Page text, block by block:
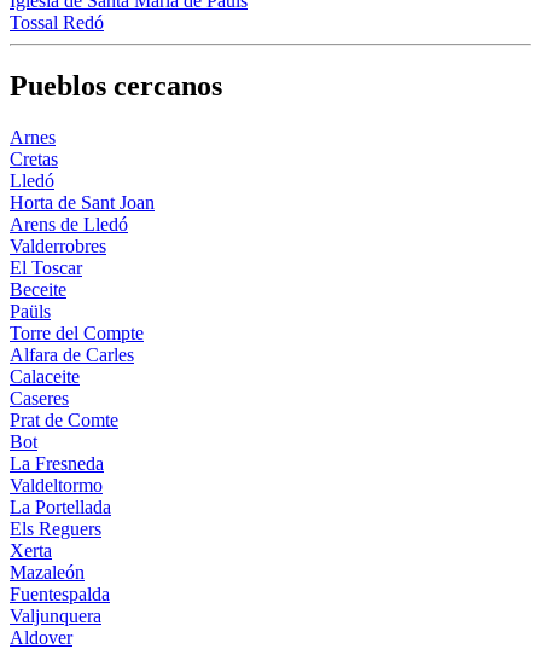
Tossal Redó
Pueblos cercanos
Arnes
Cretas
Lledó
Horta de Sant Joan
Arens de Lledó
Valderrobres
El Toscar
Beceite
Paüls
Torre del Compte
Alfara de Carles
Calaceite
Caseres
Prat de Comte
Bot
La Fresneda
Valdeltormo
La Portellada
Els Reguers
Xerta
Mazaleón
Fuentespalda
Valjunquera
Aldover